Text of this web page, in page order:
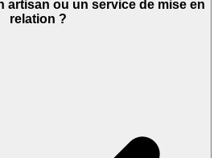
artisan ou un service de mise en
relation ?